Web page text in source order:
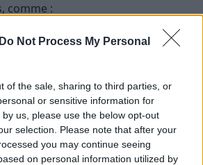
Do Not Process My Personal
of the sale, sharing to third parties, or
or sensitive information for
us, please use the below opt-out
selection. Please note that after your
you may continue seeing
on personal information utilized by
comme :
pouvant abîmer le tissu
de résidus si le rinçage n’est
allergies
naturelles pour
jaunes